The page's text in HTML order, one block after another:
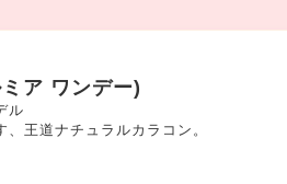
ア ワンデー)
ル
王道ナチュラルカラコン。